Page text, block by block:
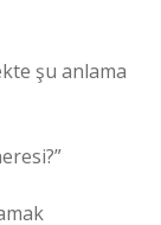
şu anlama